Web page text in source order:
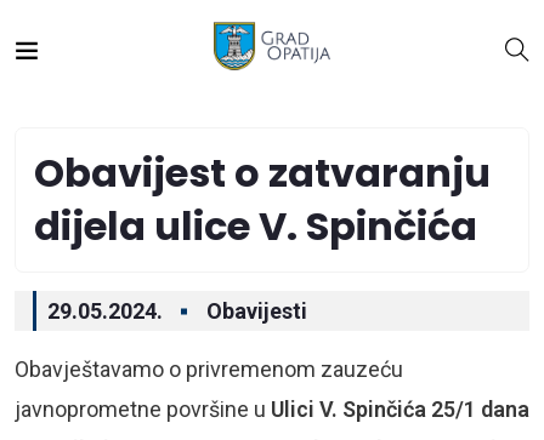
Obavijest o zatvaranju
dijela ulice V. Spinčića
29.05.2024. Obavijesti
Obavještavamo o privremenom zauzeću
javnoprometne površine u Ulici V. Spinčića 25/1 dana